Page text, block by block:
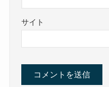
サイト